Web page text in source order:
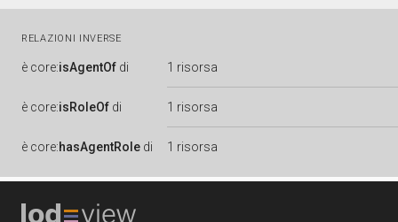
RELAZIONI INVERSE
è core:isAgentOf di 1 risorsa
è core:isRoleOf di 1 risorsa
è core:hasAgentRole di 1 risorsa